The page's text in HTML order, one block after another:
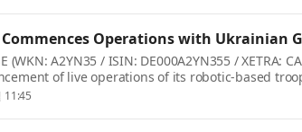
Commences Operations with Ukrainian
(WKN: A2YN35 / ISIN: DE000A2YN355 / XETRA:
of live operations of its robotic-based
Corps of the Ukrainian Ground Forces in the
11:45